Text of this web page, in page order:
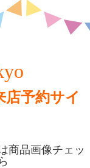
予約サイ
商品画像チェッ